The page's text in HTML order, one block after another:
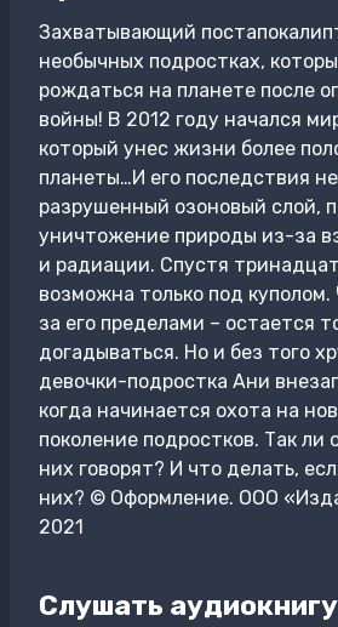
Захватывающий
необычных подростках,
рождаться на планете после
войны! В 2012 году начался
который унес жизни более
планеты…И его последствия
разрушенный озоновый слой,
уничтожение природы из-за
и радиации. Спустя
возможна только под
за его пределами – остается
догадываться. Но и без того
девочки-подростка Ани
когда начинается охота на
поколение подростков. Так ли
них говорят? И что делать,
них? © Оформление. ООО
2021
Слушать